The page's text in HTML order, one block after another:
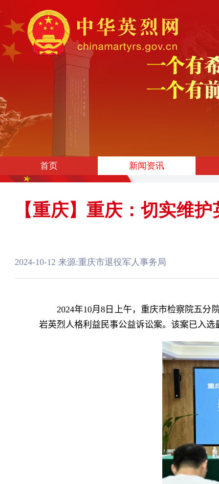
首页 新闻资讯
【重庆】重庆：切实维
2024-10-12 来源:重庆市退役军人事务局
2024年10月8 日上午，重庆市检察院五分
岩英烈人格利益民事公益诉讼案。该案已入